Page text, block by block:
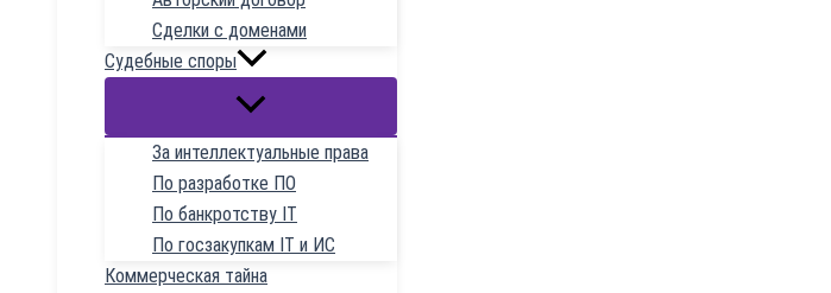
Сделки с доменами
Судебные споры
За интеллектуальные права
По разработке ПО
По банкротству IT
По госзакупкам IT и ИС
Коммерческая тайна